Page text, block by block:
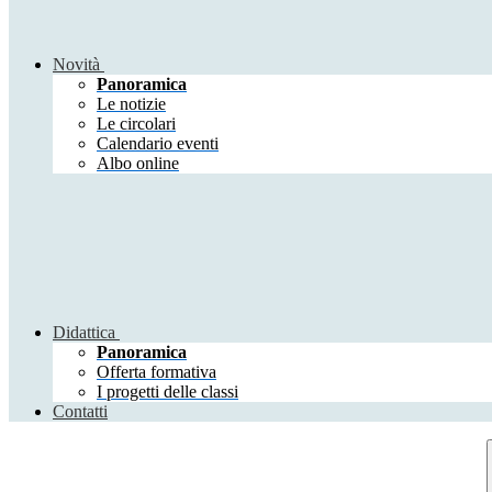
Novità
Panoramica
Le notizie
Le circolari
Calendario eventi
Albo online
Didattica
Panoramica
Offerta formativa
I progetti delle classi
Contatti